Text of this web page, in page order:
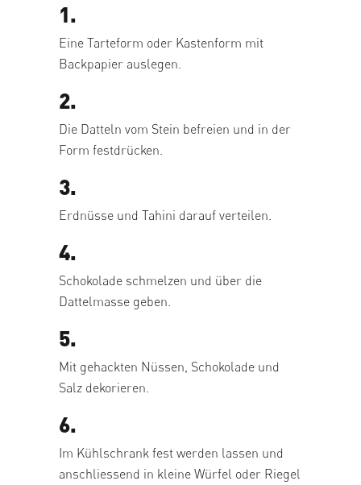
1.
Eine Tarteform oder Kastenform mit
Backpapier auslegen.
2.
Die Datteln vom Stein befreien und in der
Form festdrücken.
3.
Erdnüsse und Tahini darauf verteilen.
4.
Schokolade schmelzen und über die
Dattelmasse geben.
5.
Mit gehackten Nüssen, Schokolade und
Salz dekorieren.
6.
Im Kühlschrank fest werden lassen und
anschliessend in kleine Würfel oder Riegel